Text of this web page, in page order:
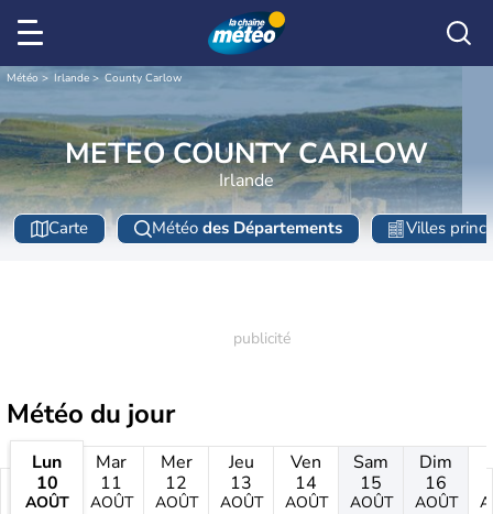
Météo Irlande County Carlow
METEO COUNTY CARLOW
Irlande
Carte Météo des Départements Villes
Météo du jour
Lun
10
AOÛT
Mar
11
AOÛT
Mer
12
AOÛT
Jeu
13
AOÛT
Ven
14
AOÛT
Sam
15
AOÛT
Dim
16
AOÛT